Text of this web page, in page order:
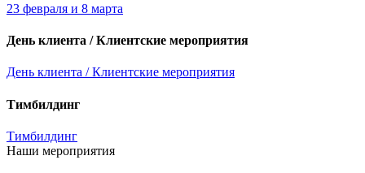
23 февраля и 8 марта
День клиента / Клиентские мероприятия
День клиента / Клиентские мероприятия
Тимбилдинг
Тимбилдинг
Наши мероприятия